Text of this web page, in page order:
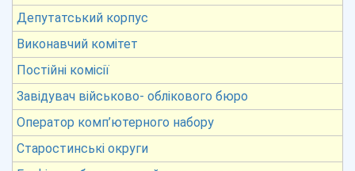
Депутатський корпус
Виконавчий комітет
Постійні комісії
Завідувач військово- облікового бюро
Оператор комп’ютерного набору
Старостинські округи